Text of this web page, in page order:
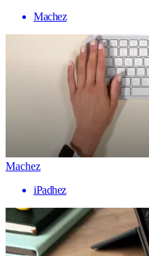
Machez
Machez
iPadhez